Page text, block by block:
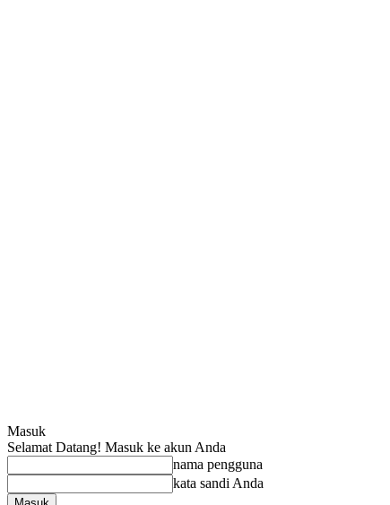
Masuk
Selamat Datang! Masuk ke akun Anda
nama pengguna
kata sandi Anda